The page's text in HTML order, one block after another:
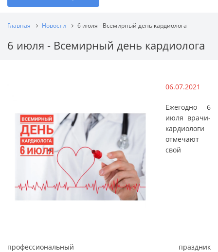
Главная Новости 6 июля - Всемирный день кардиолога
6 июля - Всемирный день кардиолога
06.07.2021
Ежегодно 6
июля врачи-
кардиологи
отмечают
свой
профессиональный праздник